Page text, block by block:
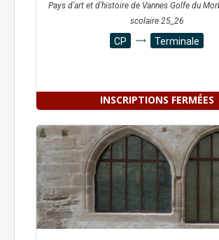
INSCRIPTIONS FERMÉES
Pays d'art et d'histoire de Vannes Golfe du
scolaire 25_26
CP Terminale